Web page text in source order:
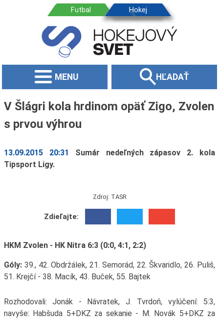
MENU HĽADAŤ
V Šlágri kola hrdinom opäť Zigo, Zvolen
s prvou výhrou
13.09.2015 20:31
Sumár nedeľných zápasov 2. kola
Tipsport Ligy.
Zdroj: TASR
Zdieľajte:
HKM Zvolen - HK Nitra 6:3 (0:0, 4:1, 2:2)
Góly:39., 42. Obdržálek, 21. Semorád, 22. Škvaridlo, 26. Puliš,
51. Krejčí - 38. Macík, 43. Buček, 55. Bajtek
Rozhodovali: Jonák - Návratek, J. Tvrdoň, vylúčení: 5:3,
navyše: Habšuda 5+DKZ za sekanie - M. Novák 5+DKZ za